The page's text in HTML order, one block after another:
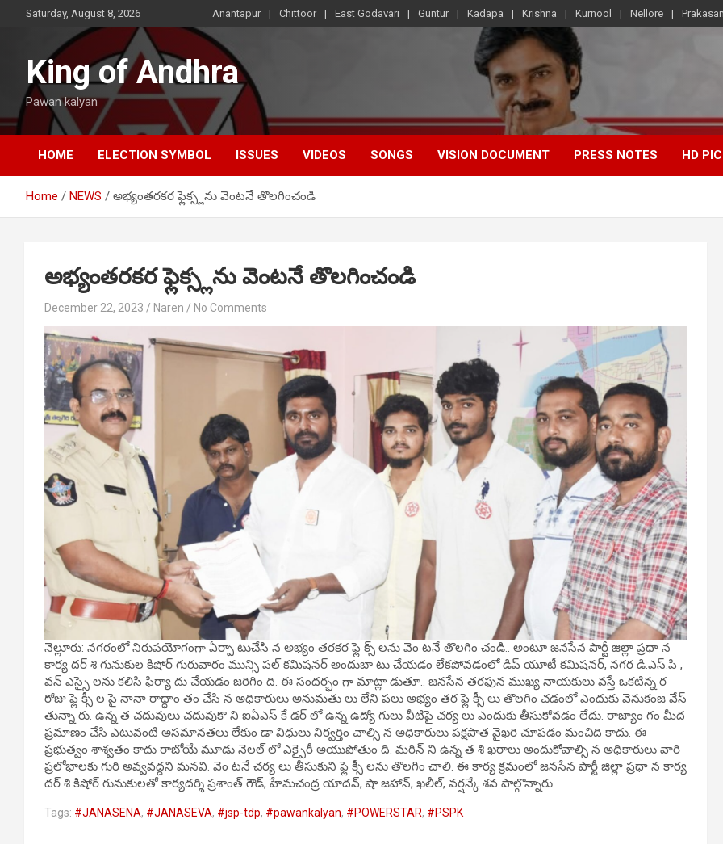
Saturday, August 8, 2026 Anantapur Chittoor East Godavari Guntur Kadapa Krishna Kurnool Nellore
King of Andhra
Pawan kalyan
HOME ELECTION SYMBOL ISSUES VIDEOS SONGS VISION DOCUMENT PRESS NOTES HD
Home NEWS అభ్యంతరకర ఫ్లెక్స్లను వెంటనే తొలగించండి
అభ్యంతరకర ఫ్లెక్స్లను వెంటనే తొలగించండి
December 22, 2023 Naren No Comments
నెల్లూరు: నగరంలో నిరుపయోగంగా ఏర్పా టుచేసి న అభ్యం తరకర ఫ్లె క్స్ లను వెం టనే తొలగిం చండి.. అంటూ జనసేన పార్టీ జిల్లా ప్రధా న
కార్య దర్ శి గునుకుల కిషోర్ గురువారం మున్సి పల్ కమిషనర్ అందుబా టు చేయడం లేకపోవడంలో డిప్ యూటీ కమిషనర్, నగర డి.ఎస్.పి ,
వన్ ఎస్సై లను కలిసి ఫిర్యా దు చేయడం జరిగిం ది. ఈ సందర్భం గా మాట్లా డుతూ.. జనసేన తరఫున ముఖ్య నాయకులు వస్తే ఒకటిన్న ర
రోజు ఫ్లె క్సీ ల పై నానా రాద్ధాం తం చేసి న అధికారులు అనుమతు లు లేని పలు అభ్యం తర ఫ్లె క్సీ లు తొలగిం చడంలో ఎందుకు వెనుకంజ వేస్
తున్నా రు. ఉన్న త చదువులు చదువుకొ ని ఐఏఎస్ కే డర్ లో ఉన్న ఉద్యో గులు వీటిపై చర్య లు ఎందుకు తీసుకోవడం లేదు. రాజ్యాం గం మీద
ప్రమాణం చేసి ఎటువంటి అసమానతలు లేకుం డా విధులు నిర్వర్తిం చాల్సి న అధికారులు పక్షపాత వైఖరి చూపడం మంచిది కాదు. ఈ
ప్రభుత్వం శాశ్వతం కాదు రాబోయే మూడు నెలల్ లో ఎక్పైరీ అయుపోతుం ది. మరిన్ ని ఉన్న త శి ఖరాలు అందుకోవాల్సి న అధికారులు వారి
ప్రలోభాలకు గురి అవ్వవద్దని మనవి. వెం టనే చర్య లు తీసుకుని ఫ్లె క్సీ లను తొలగిం చాలి. ఈ కార్య క్రమంలో జనసేన పార్టీ జిల్లా ప్రధా న కార్య
దర్ శి కిషోర్ గునుకులతో కార్యదర్శి ప్రశాంత్ గౌడ్, హేమచంద్ర యాదవ్, షా జహాన్, ఖలీల్, వర్షన్కే శవ పాల్గొన్నారు.
Tags: #JANASENA, #JANASEVA, #jsp-tdp, #pawankalyan, #POWERSTAR, #PSPK